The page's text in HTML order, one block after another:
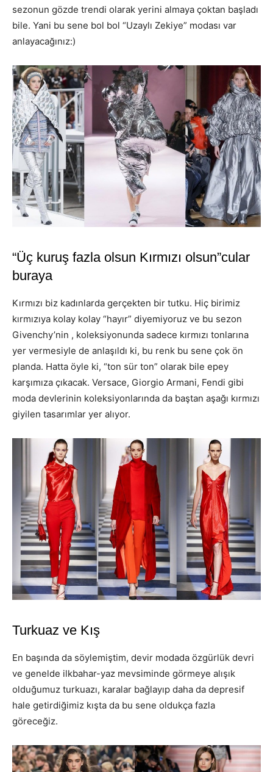
sezonun gözde trendi olarak yerini almaya çoktan başladı
bile. Yani bu sene bol bol “Uzaylı Zekiye” modası var
anlayacağınız:)
“Üç kuruş fazla olsun Kırmızı olsun”cular
buraya
Kırmızı biz kadınlarda gerçekten bir tutku. Hiç birimiz
kırmızıya kolay kolay “hayır” diyemiyoruz ve bu sezon
Givenchy’nin , koleksiyonunda sadece kırmızı tonlarına
yer vermesiyle de anlaşıldı ki, bu renk bu sene çok ön
planda. Hatta öyle ki, “ton sür ton” olarak bile epey
karşımıza çıkacak. Versace, Giorgio Armani, Fendi gibi
moda devlerinin koleksiyonlarında da baştan aşağı kırmızı
giyilen tasarımlar yer alıyor.
Turkuaz ve Kış
En başında da söylemiştim, devir modada özgürlük devri
ve genelde ilkbahar-yaz mevsiminde görmeye alışık
olduğumuz turkuazı, karalar bağlayıp daha da depresif
hale getirdiğimiz kışta da bu sene oldukça fazla
göreceğiz.